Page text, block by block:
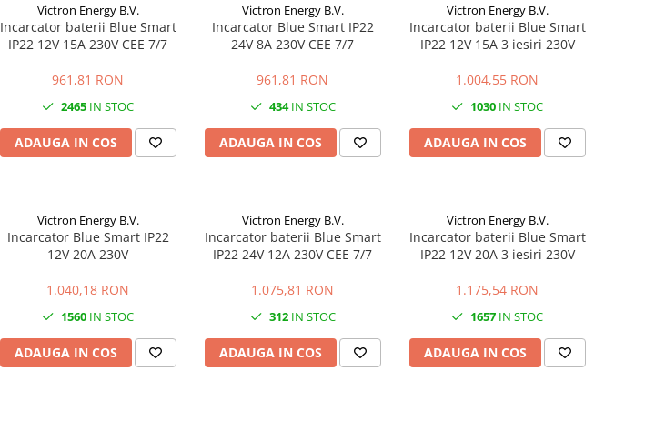
Victron Energy B.V.
Incarcator baterii Blue Smart
IP22 12V 15A 230V CEE 7/7
961,81 RON
2465 IN STOC
ADAUGA IN COS
Victron Energy B.V.
Incarcator Blue Smart IP22
24V 8A 230V CEE 7/7
961,81 RON
434IN STOC
ADAUGA IN COS
Victron Energy B.V.
Incarcator baterii Blue Smart
IP22 12V 15A 3 iesiri 230V
1.004,55 RON
1030 IN STOC
ADAUGA IN COS
Victron Energy B.V.
Incarcator Blue Smart IP22
12V 20A 230V
1.040,18 RON
1560 IN STOC
ADAUGA IN COS
Victron Energy B.V.
Incarcator baterii Blue Smart
IP22 24V 12A 230V CEE 7/7
1.075,81 RON
312IN STOC
ADAUGA IN COS
Victron Energy B.V.
Incarcator baterii Blue Smart
IP22 12V 20A 3 iesiri 230V
1.175,54 RON
1657 IN STOC
ADAUGA IN COS